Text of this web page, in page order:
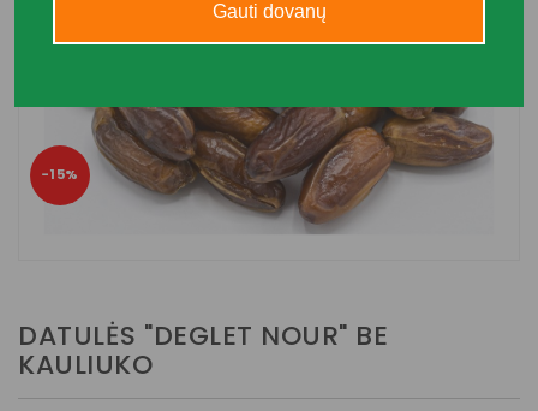
−15%
DATULĖS "DEGLET NOUR" BE
KAULIUKO
Gauti dovanų